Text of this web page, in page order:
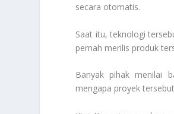
secara otomatis.
Saat itu, teknologi
pernah merilis produk
Banyak pihak menilai
mengapa proyek